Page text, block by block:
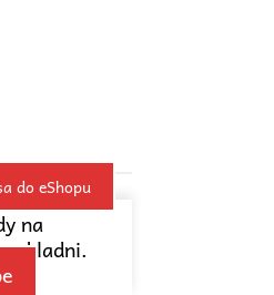
do eShopu
na